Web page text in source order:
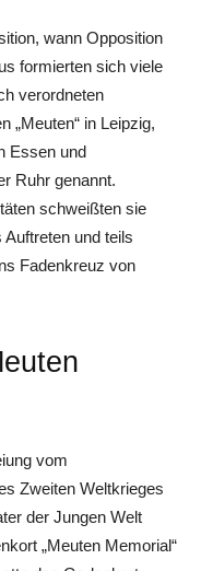
wann Opposition
formierten sich viele
verordneten
„Meuten“ in Leipzig,
Essen und
Ruhr genannt.
schweißten sie
und teils
Fadenkreuz von
vom
Zweiten Weltkrieges
der Jungen Welt
„Meuten Memorial“